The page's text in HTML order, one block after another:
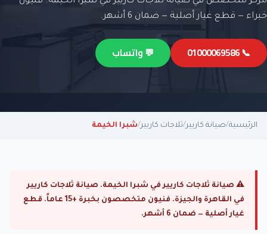
خبراء — قطع غيار أصلية — ضمان 6 أشهر.
📞 01000069586 💬 واتساب
الرئيسية/صيانة كاريير/ثلاجات كاريير/شبرا الخيمة
⚠ صيانة ثلاجات كاريير في شبرا الخيمة. صيانة ثلاجات كاريير
في القاهرة والجيزة. فنيون متخصصون بخبرة +15 عاماً. قطع
غيار أصلية — ضمان 6 أشهر.